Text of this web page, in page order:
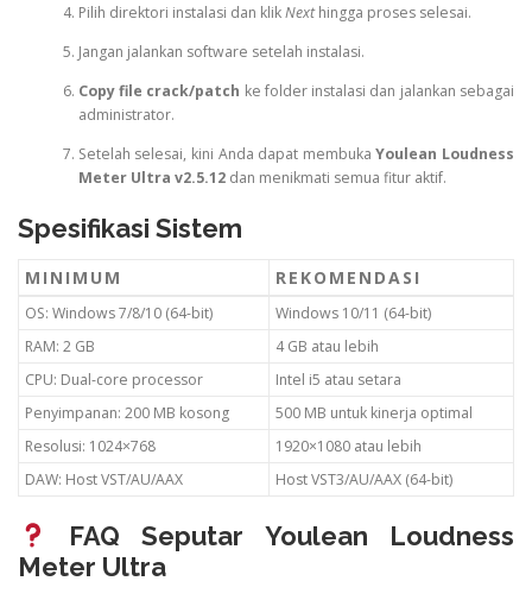
Pilih direktori instalasi dan klikNexthingga proses selesai.
Jangan jalankan software setelah instalasi.
Copy file crack/patch ke folder instalasi dan jalankan sebagai
administrator.
Setelah selesai, kini Anda dapat membukaYoulean Loudness
Meter Ultra v2.5.12dan menikmati semua fitur aktif.
Spesifikasi Sistem
MINIMUM REKOMENDASI
OS: Windows 7/8/10 (64-bit)
Windows 10/11 (64-bit)
RAM: 2 GB
4 GB atau lebih
CPU: Dual-core processor
Intel i5 atau setara
Penyimpanan: 200 MB kosong
500 MB untuk kinerja optimal
Resolusi: 1024×768
1920×1080 atau lebih
DAW: Host VST/AU/AAX
Host VST3/AU/AAX (64-bit)
FAQ Seputar Youlean Loudness
Meter Ultra